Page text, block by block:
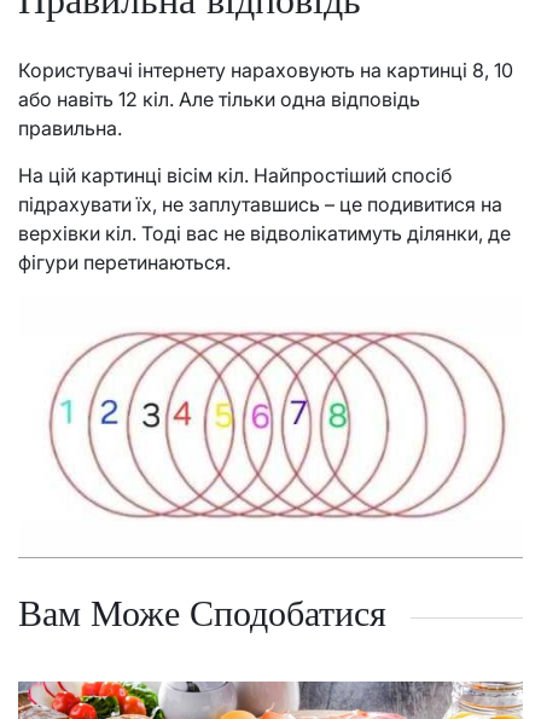
Користувачі інтернету нараховують на картинці 8, 10
або навіть 12 кіл. Але тільки одна відповідь
правильна.
На цій картинці вісім кіл. Найпростіший спосіб
підрахувати їх, не заплутавшись – це подивитися на
верхівки кіл. Тоді вас не відволікатимуть ділянки, де
фігури перетинаються.
Вам Може Сподобатися